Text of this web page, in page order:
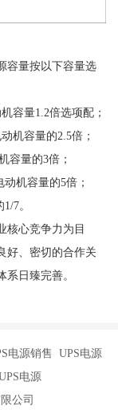
容量按以下容量选
容量1.2倍选项配；
机容量的2.5倍；
容量的3倍；
机容量的5倍；
7。
核心竞争力为目
好、密切的合作关
日臻完善。
电源销售 UPS电源
电源
公司